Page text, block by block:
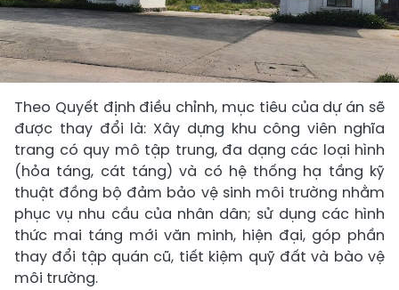
Theo Quyết định điều chỉnh, mục tiêu của dự án sẽ
được thay đổi là: Xây dựng khu công viên nghĩa
trang có quy mô tập trung, đa dạng các loại hình
(hỏa táng, cát táng) và có hệ thống hạ tầng kỹ
thuật đồng bộ đảm bảo vệ sinh môi trường nhằm
phục vụ nhu cầu của nhân dân; sử dụng các hình
thức mai táng mới văn minh, hiện đại, góp phần
thay đổi tập quán cũ, tiết kiệm quỹ đất và bào vệ
môi trường.